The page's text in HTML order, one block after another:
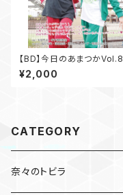
【BD】今日のあまつかVol.8
¥2,000
CATEGORY
奈々のトビラ